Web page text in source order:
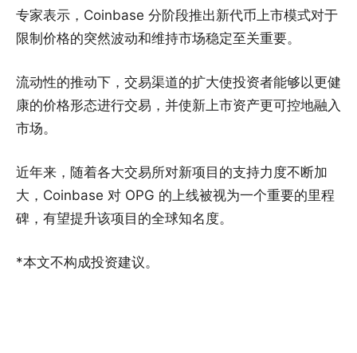
专家表示，Coinbase 分阶段推出新代币上市模式对于
限制价格的突然波动和维持市场稳定至关重要。
流动性的推动下，交易渠道的扩大使投资者能够以更健
康的价格形态进行交易，并使新上市资产更可控地融入
市场。
近年来，随着各大交易所对新项目的支持力度不断加
大，Coinbase 对 OPG 的上线被视为一个重要的里程
碑，有望提升该项目的全球知名度。
*本文不构成投资建议。